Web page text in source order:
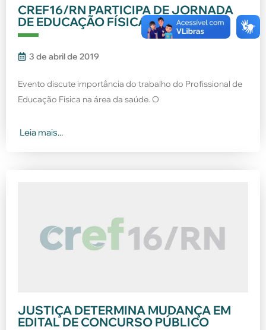
CREF16/RN PARTICIPA DE JORNADA
DE EDUCAÇÃO FÍSICA
3 de abril de 2019
Evento discute importância do trabalho do Profissional de
Educação Física na área da saúde. O
Leia mais...
JUSTIÇA DETERMINA MUDANÇA EM
EDITAL DE CONCURSO PÚBLICO